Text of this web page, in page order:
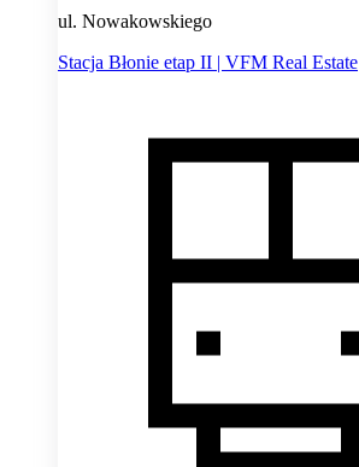
ul. Nowakowskiego
Stacja Błonie etap II | VFM Real Estate